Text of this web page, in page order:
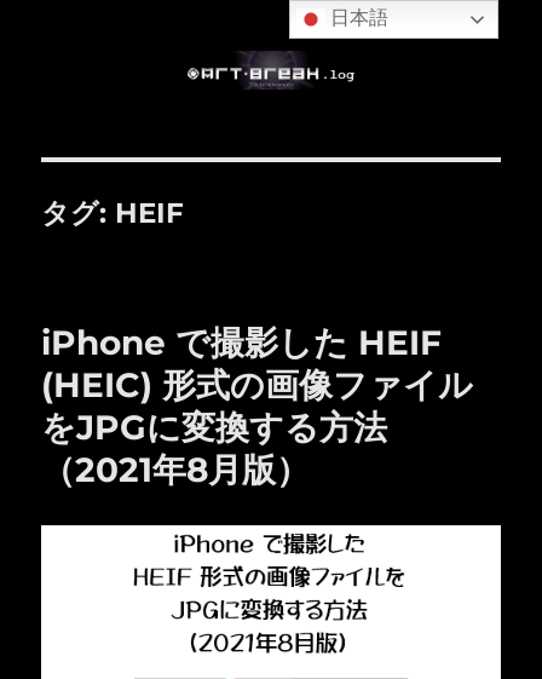
タグ: HEIF
iPhone で撮影した HEIF
(HEIC) 形式の画像ファイル
をJPGに変換する方法
（2021年8月版）
日本語